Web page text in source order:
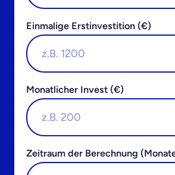
Einmalige Erstinvestition (€)
Monatlicher Invest (€)
Zeitraum der Berechnung